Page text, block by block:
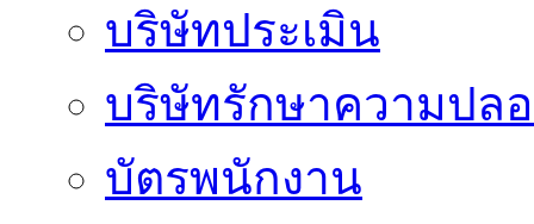
บริษัทประเมิน
บริษัทรักษาความปล
บัตรพนักงาน